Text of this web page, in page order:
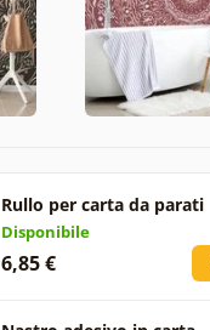
Rullo per carta da parati
Disponibile
6,85 €